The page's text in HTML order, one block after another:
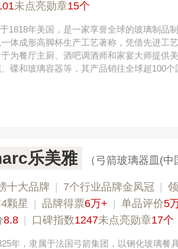
未点亮勋章15个
1818年美国，是一家享誉全球的玻璃制品
体成形高脚杯生产工艺著称，凭借先进工
为餐厅主厨、酒吧调酒师和家宴大师提供
碟和玻璃容器等，其产品销往全球超100
乐美雅 （弓箭玻璃器皿(中
十大品牌 7个行业品牌金凤冠
颗星 品牌得票6万+ 单品评价5
8.8 口碑指数1247未点亮勋章17个
年，隶属于法国弓箭集团，以钢化玻璃餐